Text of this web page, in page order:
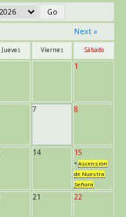
Next »
Jueves Viernes Sábado
1
7 8
14 15
* Ascensión
de Nuestra
Señora
21 22